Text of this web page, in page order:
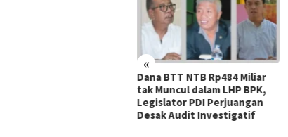
«
WNA Asal Arab Saudi
Ditemukan Meninggal di
Desa Piong Kabupaten Bima